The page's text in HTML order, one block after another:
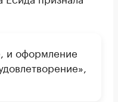
и оформление